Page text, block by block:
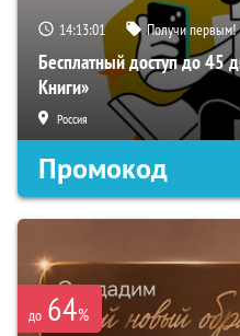
14:13:00 Получи первым!
Бесплатный доступ до 45
Книги»
Россия
Промокод
до 64%